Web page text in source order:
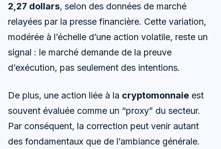
2,27 dollars, selon des données de marché
relayées par la presse financière. Cette variation,
modérée à l’échelle d’une action volatile, reste un
signal : le marché demande de la preuve
d’exécution, pas seulement des intentions.
De plus, une action liée à la cryptomonnaie est
souvent évaluée comme un “proxy” du secteur.
Par conséquent, la correction peut venir autant
des fondamentaux que de l’ambiance générale.